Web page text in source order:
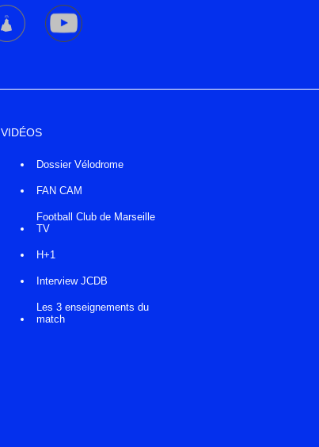
VIDÉOS
Dossier Vélodrome
FAN CAM
Football Club de Marseille
TV
H+1
Interview JCDB
Les 3 enseignements du
match